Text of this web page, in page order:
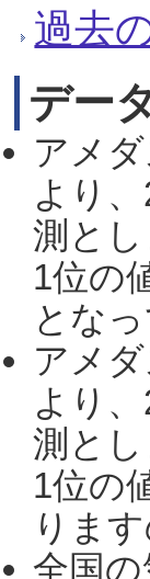
過去
デー
アメ
より
測と
1位の
とな
アメ
より
測と
1位の
りま
全国